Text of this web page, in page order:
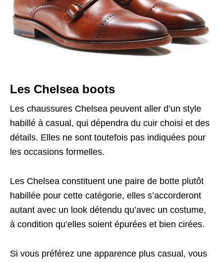
Les Chelsea boots
Les chaussures Chelsea peuvent aller d’un style
habillé à casual, qui dépendra du cuir choisi et des
détails. Elles ne sont toutefois pas indiquées pour
les occasions formelles.
Les Chelsea constituent une paire de botte plutôt
habillée pour cette catégorie, elles s’accorderont
autant avec un look détendu qu’avec un costume,
à condition qu’elles soient épurées et bien cirées.
Si vous préférez une apparence plus casual, vous